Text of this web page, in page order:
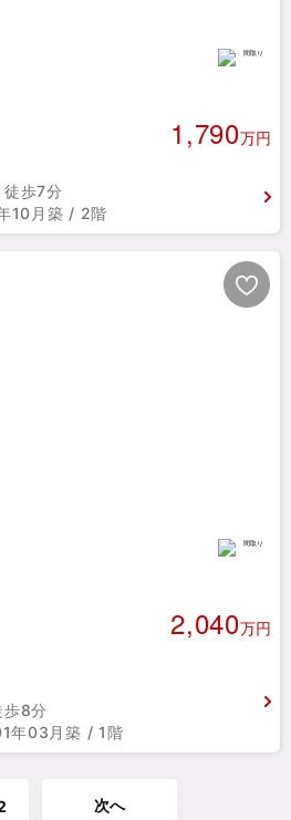
1,790万円
歩7分
10月築 / 2階
2,040万円
8分
年03月築 / 1階
次へ